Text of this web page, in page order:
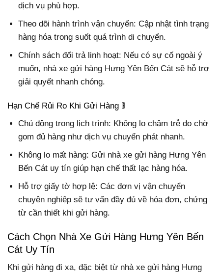
dịch vụ phù hợp.
Theo dõi hành trình vận chuyển: Cập nhật tình trạng
hàng hóa trong suốt quá trình di chuyển.
Chính sách đổi trả linh hoạt: Nếu có sự cố ngoài ý
muốn, nhà xe gửi hàng Hưng Yên Bến Cát sẽ hỗ trợ
giải quyết nhanh chóng.
Hạn Chế Rủi Ro Khi Gửi Hàng 🚦
Chủ động trong lịch trình: Không lo chậm trễ do chờ
gom đủ hàng như dịch vụ chuyển phát nhanh.
Không lo mất hàng: Gửi nhà xe gửi hàng Hưng Yên
Bến Cát uy tín giúp hạn chế thất lạc hàng hóa.
Hỗ trợ giấy tờ hợp lệ: Các đơn vị vận chuyển
chuyên nghiệp sẽ tư vấn đầy đủ về hóa đơn, chứng
từ cần thiết khi gửi hàng.
Cách Chọn Nhà Xe Gửi Hàng Hưng Yên Bến
Cát Uy Tín
Khi gửi hàng đi xa, đặc biệt từ nhà xe gửi hàng Hưng